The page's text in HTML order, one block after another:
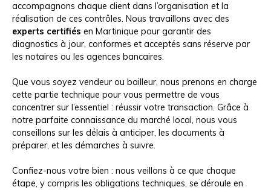
accompagnons chaque client dans l’organisation et la
réalisation de ces contrôles. Nous travaillons avec des
experts certifiés en Martinique pour garantir des
diagnostics à jour, conformes et acceptés sans réserve par
les notaires ou les agences bancaires.
Que vous soyez vendeur ou bailleur, nous prenons en charge
cette partie technique pour vous permettre de vous
concentrer sur l’essentiel : réussir votre transaction. Grâce à
notre parfaite connaissance du marché local, nous vous
conseillons sur les délais à anticiper, les documents à
préparer, et les démarches à suivre.
Confiez-nous votre bien : nous veillons à ce que chaque
étape, y compris les obligations techniques, se déroule en